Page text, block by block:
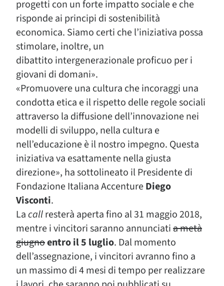
progetti con un forte impatto sociale e che
risponde ai principi di sostenibilità
economica. Siamo certi che l’iniziativa possa
stimolare, inoltre, un
dibattito intergenerazionale proficuo per i
giovani di domani».
«Promuovere una cultura che incoraggi una
condotta etica e il rispetto delle regole sociali
attraverso la diffusione dell’innovazione nei
modelli di sviluppo, nella cultura e
nell’educazione è il nostro impegno. Questa
iniziativa va esattamente nella giusta
direzione», ha sottolineato il Presidente di
Fondazione Italiana AccentureDiego
Visconti.
Lacallresterà aperta fino al 31 maggio 2018,
mentre i vincitori saranno annunciatia metà
giugnoentro il 5 luglio. Dal momento
dell’assegnazione, i vincitori avranno fino a
un massimo di 4 mesi di tempo per realizzare